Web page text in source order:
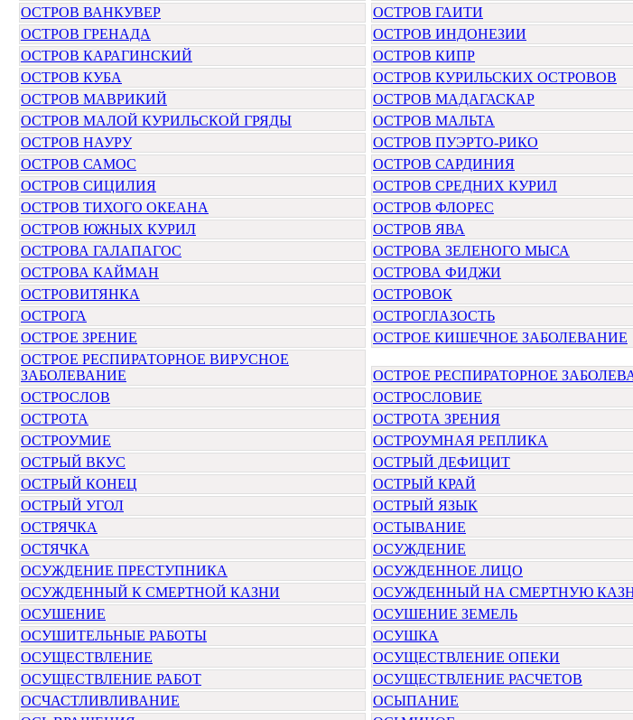
ОСТРОВ ВАНКУВЕР
ОСТРОВ ГАИТИ
ОСТРОВ ГРЕНАДА
ОСТРОВ ИНДОНЕЗИИ
ОСТРОВ КАРАГИНСКИЙ
ОСТРОВ КИПР
ОСТРОВ КУБА
ОСТРОВ КУРИЛЬСКИХ ОСТРОВОВ
ОСТРОВ МАВРИКИЙ
ОСТРОВ МАДАГАСКАР
ОСТРОВ МАЛОЙ КУРИЛЬСКОЙ ГРЯДЫ
ОСТРОВ МАЛЬТА
ОСТРОВ НАУРУ
ОСТРОВ ПУЭРТО-РИКО
ОСТРОВ САМОС
ОСТРОВ САРДИНИЯ
ОСТРОВ СИЦИЛИЯ
ОСТРОВ СРЕДНИХ КУРИЛ
ОСТРОВ ТИХОГО ОКЕАНА
ОСТРОВ ФЛОРЕС
ОСТРОВ ЮЖНЫХ КУРИЛ
ОСТРОВ ЯВА
ОСТРОВА ГАЛАПАГОС
ОСТРОВА ЗЕЛЕНОГО МЫСА
ОСТРОВА КАЙМАН
ОСТРОВА ФИДЖИ
ОСТРОВИТЯНКА
ОСТРОВОК
ОСТРОГА
ОСТРОГЛАЗОСТЬ
ОСТРОЕ ЗРЕНИЕ
ОСТРОЕ КИШЕЧНОЕ ЗАБОЛЕВАНИЕ
ОСТРОЕ РЕСПИРАТОРНОЕ ВИРУСНОЕ
ЗАБОЛЕВАНИЕ
ОСТРОЕ РЕСПИРАТОРНОЕ
ОСТРОСЛОВ
ОСТРОСЛОВИЕ
ОСТРОТА
ОСТРОТА ЗРЕНИЯ
ОСТРОУМИЕ
ОСТРОУМНАЯ РЕПЛИКА
ОСТРЫЙ ВКУС
ОСТРЫЙ ДЕФИЦИТ
ОСТРЫЙ КОНЕЦ
ОСТРЫЙ КРАЙ
ОСТРЫЙ УГОЛ
ОСТРЫЙ ЯЗЫК
ОСТРЯЧКА
ОСТЫВАНИЕ
ОСТЯЧКА
ОСУЖДЕНИЕ
ОСУЖДЕНИЕ ПРЕСТУПНИКА
ОСУЖДЕННОЕ ЛИЦО
ОСУЖДЕННЫЙ К СМЕРТНОЙ КАЗНИ
ОСУЖДЕННЫЙ НА СМЕРТНУЮ
ОСУШЕНИЕ
ОСУШЕНИЕ ЗЕМЕЛЬ
ОСУШИТЕЛЬНЫЕ РАБОТЫ
ОСУШКА
ОСУЩЕСТВЛЕНИЕ
ОСУЩЕСТВЛЕНИЕ ОПЕКИ
ОСУЩЕСТВЛЕНИЕ РАБОТ
ОСУЩЕСТВЛЕНИЕ РАСЧЕТОВ
ОСЧАСТЛИВЛИВАНИЕ
ОСЫПАНИЕ